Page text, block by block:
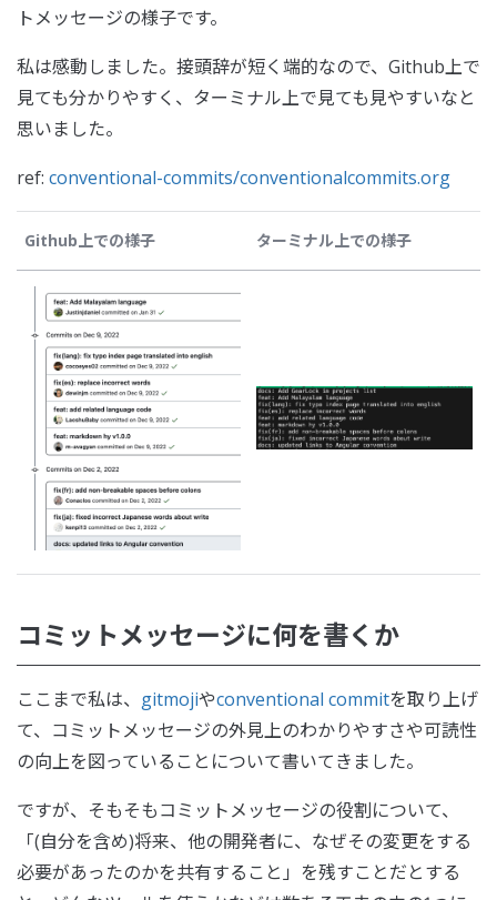
トメッセージの様子です。
私は感動しました。接頭辞が短く端的なので、Github上で
見ても分かりやすく、ターミナル上で見ても見やすいなと
思いました。
ref: conventional-commits/conventionalcommits.org
Github上での様子 ターミナル上での様子
コミットメッセージに何を書くか
ここまで私は、 gitmojiやconventional commitを取り上げ
て、コミットメッセージの外見上のわかりやすさや可読性
の向上を図っていることについて書いてきました。
ですが、そもそもコミットメッセージの役割について、
「(自分を含め)将来、他の開発者に、なぜその変更をする
必要があったのかを共有すること」を残すことだとする